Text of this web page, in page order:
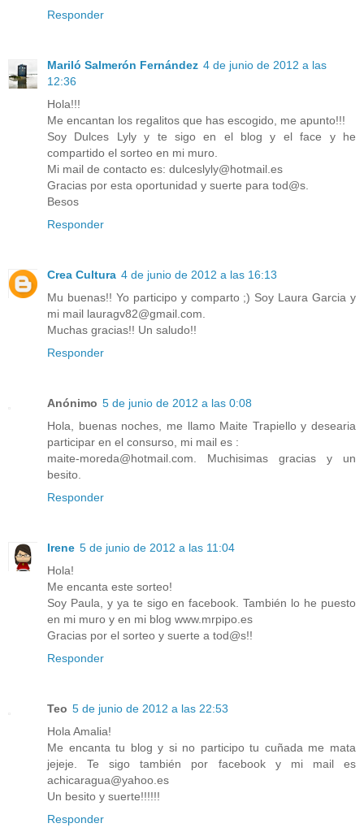
Responder
Mariló Salmerón Fernández 4 de junio de 2012 a las
12:36
Hola!!!
Me encantan los regalitos que has escogido, me apunto!!!
Soy Dulces Lyly y te sigo en el blog y el face y he
compartido el sorteo en mi muro.
Mi mail de contacto es: dulceslyly@hotmail.es
Gracias por esta oportunidad y suerte para tod@s.
Besos
Responder
Crea Cultura 4 de junio de 2012 a las 16:13
Mu buenas!! Yo participo y comparto ;) Soy Laura Garcia y
mi mail lauragv82@gmail.com.
Muchas gracias!! Un saludo!!
Responder
Anónimo 5 de junio de 2012 a las 0:08
Hola, buenas noches, me llamo Maite Trapiello y desearia
participar en el consurso, mi mail es :
maite-moreda@hotmail.com. Muchisimas gracias y un
besito.
Responder
Irene 5 de junio de 2012 a las 11:04
Hola!
Me encanta este sorteo!
Soy Paula, y ya te sigo en facebook. También lo he puesto
en mi muro y en mi blog www.mrpipo.es
Gracias por el sorteo y suerte a tod@s!!
Responder
Teo 5 de junio de 2012 a las 22:53
Hola Amalia!
Me encanta tu blog y si no participo tu cuñada me mata
jejeje. Te sigo también por facebook y mi mail es
achicaragua@yahoo.es
Un besito y suerte!!!!!!
Responder